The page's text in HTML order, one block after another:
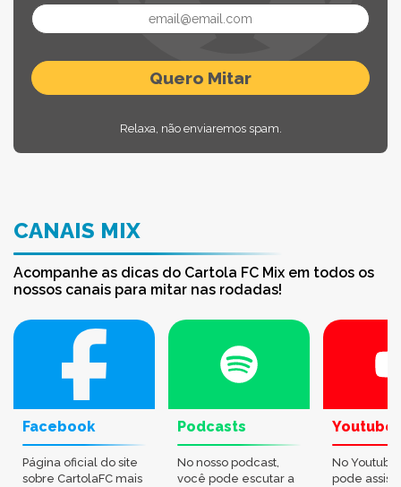
Relaxa, não enviaremos spam.
CANAIS MIX
Acompanhe as dicas do Cartola FC Mix em todos os
nossos canais para mitar nas rodadas!
Facebook
Página oficial do site
sobre CartolaFC mais
Podcasts
No nosso podcast,
você pode escutar a
Youtube
No
pode